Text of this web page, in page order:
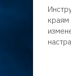
краям